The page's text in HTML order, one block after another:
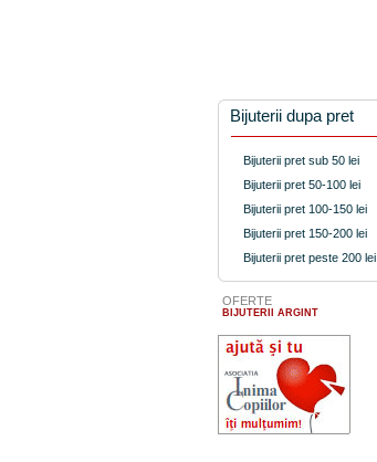
Bijuterii dupa pret
Bijuterii pret sub 50 lei
Bijuterii pret 50-100 lei
Bijuterii pret 100-150 lei
Bijuterii pret 150-200 lei
Bijuterii pret peste 200 lei
OFERTE
BIJUTERII ARGINT